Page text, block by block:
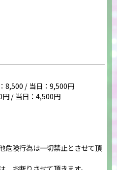
8,500 / 当日：9,500円
円 / 当日：4,500円
危険行為は一切禁止とさせて頂